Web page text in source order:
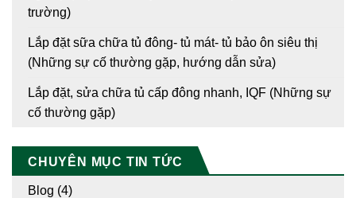
trường)
Lắp đặt sữa chữa tủ đông- tủ mát- tủ bảo ôn siêu thị
(Những sự cố thường gặp, hướng dẫn sửa)
Lắp đặt, sửa chữa tủ cấp đông nhanh, IQF (Những sự
cố thường gặp)
CHUYÊN MỤC TIN TỨC
Blog (4)